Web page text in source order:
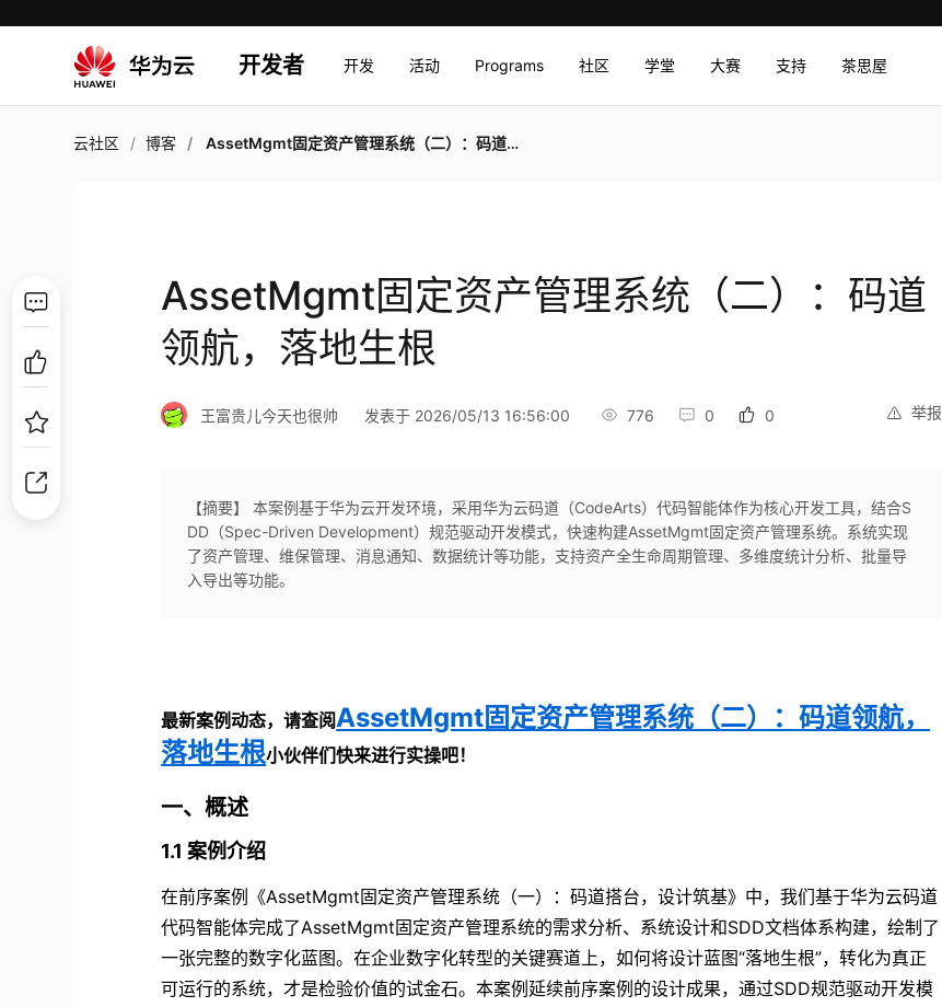
开发者 开发 活动 Programs 社区 学堂 大赛 支持 茶思屋
云社区 博客 AssetMgmt固定资产管理系统（二）：码道领航，落地生根
AssetMgmt固定资产管理系统（二）：码道
领航，落地生根
举报
王富贵儿今天也很帅 发表于 2026/05/13 16:56:00 776 0 0
【摘要】 本案例基于华为云开发环境，采用华为云码道（CodeArts）代码智能体作为核心开发工具，结合S
DD（Spec-Driven Development）规范驱动开发模式，快速构建AssetMgmt固定资产管理系统。系统实现
了资产管理、维保管理、消息通知、数据统计等功能，支持资产全生命周期管理、多维度统计分析、批量导
入导出等功能。
最新案例动态，请查阅AssetMgmt固定资产管理系统（二）：码道领航，
落地生根小伙伴们快来进行实操吧！
一、概述
1.1 案例介绍
在前序案例《AssetMgmt固定资产管理系统（一）：码道搭台，设计筑基》中，我们基于华为云码道
代码智能体完成了AssetMgmt固定资产管理系统的需求分析、系统设计和SDD文档体系构建，绘制了
一张完整的数字化蓝图。在企业数字化转型的关键赛道上，如何将设计蓝图“落地生根”，转化为真正
可运行的系统，才是检验价值的试金石。本案例延续前序案例的设计成果，通过SDD规范驱动开发模